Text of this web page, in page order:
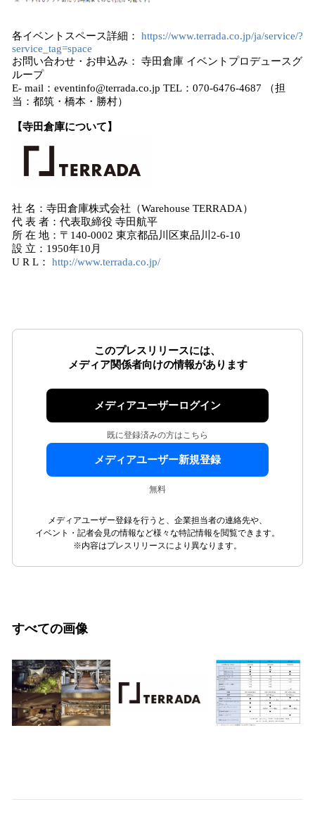
各イベントスペース詳細： https://www.terrada.co.jp/ja/service/?
service_tag=space
お問い合わせ・お申込み： 寺田倉庫 イベントプロデュースグ
ループ
E- mail：eventinfo@terrada.co.jp TEL：070-6476-4687 （担
当：都筑・橋本・勝村）
【寺田倉庫について】
社 名：寺田倉庫株式会社（Warehouse TERRADA）
代 表 者：代表取締役 寺田航平
所 在 地：〒140-0002 東京都品川区東品川2-6-10
設 立：1950年10月
U R L： http://www.terrada.co.jp/
このプレスリリースには、
メディア関係者向けの情報があります
メディアユーザーログイン
既に登録済みの方はこちら
メディアユーザー新規登録
無料
メディアユーザー登録を行うと、企業担当者の連絡先や、
イベント・記者会見の情報など様々な特記情報を閲覧できます。
※内容はプレスリリースにより異なります。
すべての画像